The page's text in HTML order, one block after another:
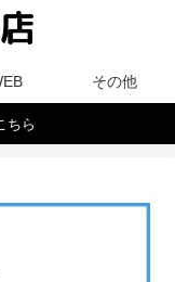
その他
ちら